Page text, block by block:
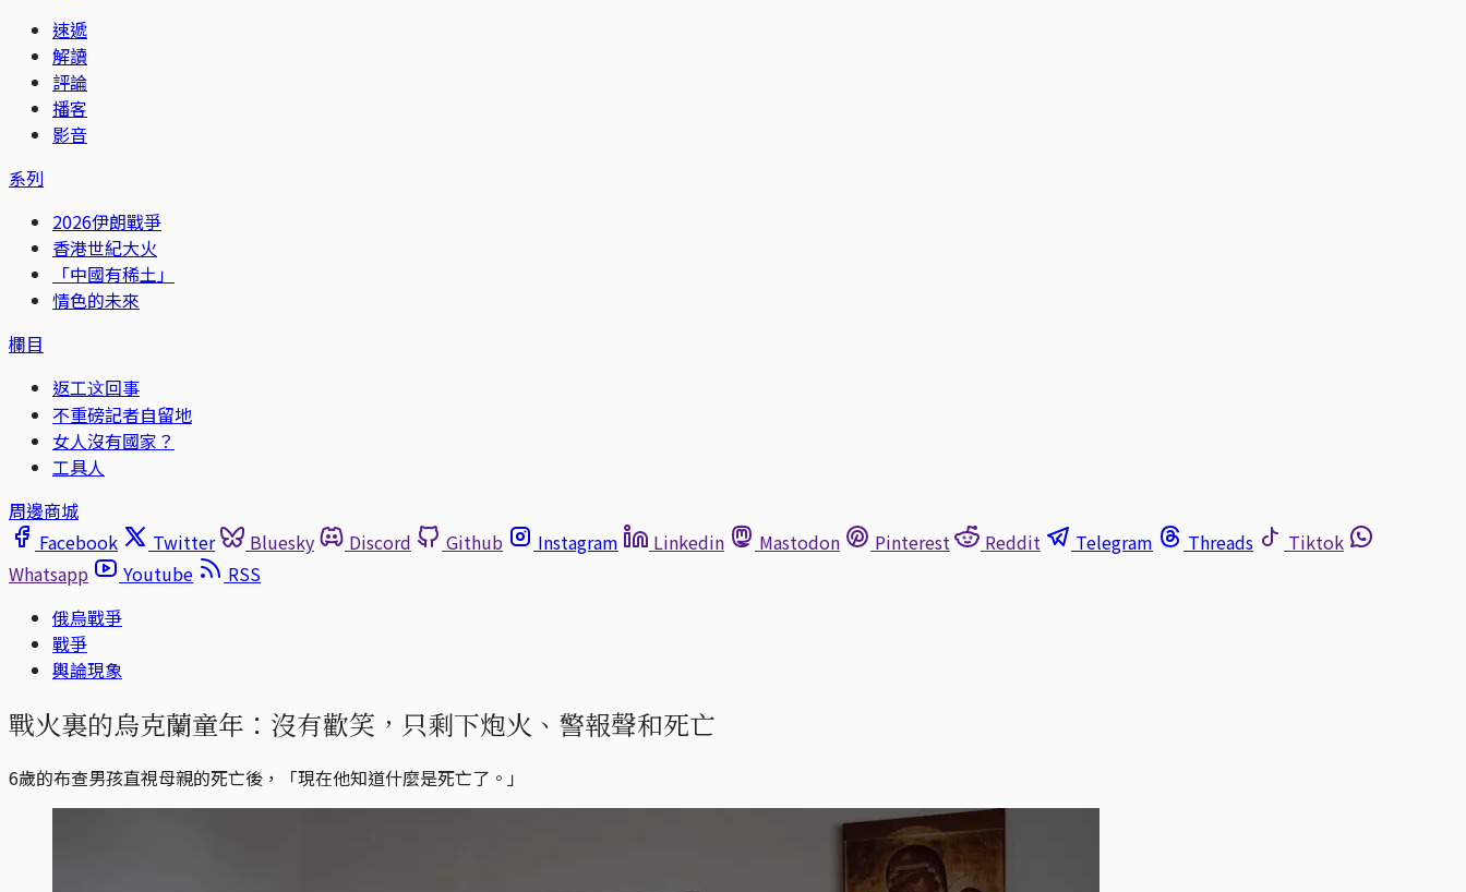
速遞
解讀
評論
播客
影音
系列
2026伊朗戰爭
香港世紀大火
「中國有稀土」
情色的未來
欄目
返工这回事
不重磅記者自留地
女人沒有國家？
工具人
周邊商城
Facebook
Twitter Bluesky Discord Github Instagram Linkedin Mastodon Pinterest Reddit Telegram Threads
Tiktok
Whatsapp
Youtube
RSS
俄烏戰爭
戰爭
輿論現象
戰火裏的烏克蘭童年：沒有歡笑，只剩下炮火、警報聲和死亡
6歲的布查男孩直視母親的死亡後，「現在他知道什麼是死亡了。」